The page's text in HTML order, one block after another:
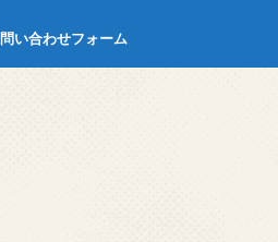
問い合わせフォーム